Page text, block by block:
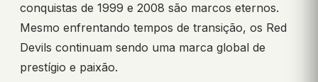
conquistas de 1999 e 2008 são marcos eternos.
Mesmo enfrentando tempos de transição, os Red
Devils continuam sendo uma marca global de
prestígio e paixão.